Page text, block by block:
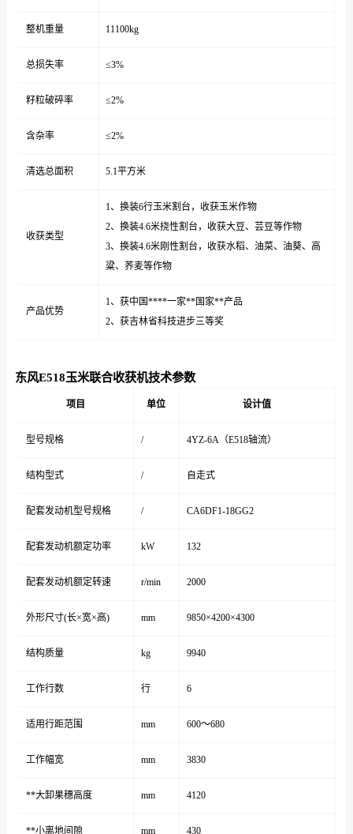
整机重量 11100kg
总损失率 ≤3%
籽粒破碎率 ≤2%
含杂率 ≤2%
清选总面积 5.1平方米
收获类型
1、换装6行玉米割台，收获玉米作物
2、换装4.6米挠性割台，收获大豆、芸豆等作物
3、换装4.6米刚性割台，收获水稻、油菜、油葵、高
粱、荞麦等作物
产品优势
1、获中国****一家**国家**产品
2、获吉林省科技进步三等奖
东风E518玉米联合收获机技术参数
项目 单位 设计值
型号规格 / 4YZ-6A（E518轴流）
结构型式 / 自走式
配套发动机型号规格 / CA6DF1-18GG2
配套发动机额定功率 kW 132
配套发动机额定转速 r/min 2000
外形尺寸(长×宽×高) mm 9850×4200×4300
结构质量 kg 9940
工作行数 行 6
适用行距范围 mm 600～680
工作幅宽 mm 3830
**大卸果穗高度 mm 4120
**小离地间隙 mm 430